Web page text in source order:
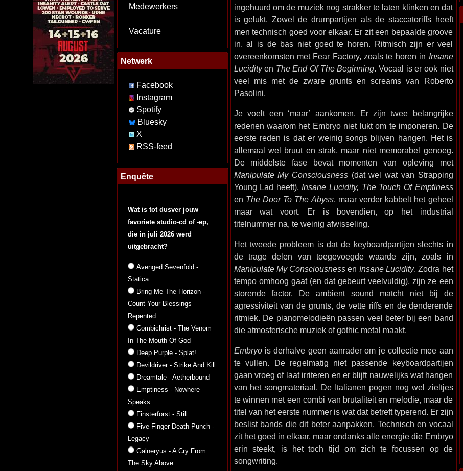
Medewerkers
Vacature
Netwerk
Facebook
Instagram
Spotify
Bluesky
X
RSS-feed
Enquête
Wat is tot dusver jouw
favoriete studio-cd of -ep,
die in juli 2026 werd
uitgebracht?
Avenged Sevenfold -
Statica
Bring Me The Horizon -
Count Your Blessings
Repented
Combichrist - The Venom
In The Mouth Of God
Deep Purple - Splat!
Devildriver - Strike And Kill
Dreamtale - Aetherbound
Emptiness - Nowhere
Speaks
Finsterforst - Still
Five Finger Death Punch -
Legacy
Galneryus - A Cry From
The Sky Above
ingehuurd om de muziek nog strakker te laten klinken en dat
is gelukt. Zowel de drumpartijen als de staccatoriffs heeft
men technisch goed voor elkaar. Er zit een bepaalde groove
in, al is de bas niet goed te horen. Ritmisch zijn er veel
overeenkomsten met Fear Factory, zoals te horen in Insane
Lucidityen The End Of The Beginning. Vocaal is er ook niet
veel mis met de zware grunts en screams van Roberto
Pasolini.
Je voelt een ‘maar’ aankomen. Er zijn twee belangrijke
redenen waarom het Embryo niet lukt om te imponeren. De
eerste reden is dat er weinig songs blijven hangen. Het is
allemaal wel bruut en strak, maar niet memorabel genoeg.
De middelste fase bevat momenten van opleving met
Manipulate My Consciousness(dat wel wat van Strapping
Young Lad heeft), Insane Lucidity, The Touch Of Emptiness
en The Door To The Abyss, maar verder kabbelt het geheel
maar wat voort. Er is bovendien, op het industrial
titelnummer na, te weinig afwisseling.
Het tweede probleem is dat de keyboardpartijen slechts in
de trage delen van toegevoegde waarde zijn, zoals in
Manipulate My Consciousness en Insane Lucidity. Zodra het
tempo omhoog gaat (en dat gebeurt veelvuldig), zijn ze een
storende factor. De ambient sound matcht niet bij de
agressiviteit van de grunts, de vette riffs en de denderende
ritmiek. De pianomelodieën passen veel beter bij een band
die atmosferische muziek of gothic metal maakt.
Embryois derhalve geen aanrader om je collectie mee aan
te vullen. De regelmatig niet passende keyboardpartijen
gaan vroeg of laat irriteren en er blijft nauwelijks wat hangen
van het songmateriaal. De Italianen pogen nog wel zieltjes
te winnen met een combi van brutaliteit en melodie, maar de
titel van het eerste nummer is wat dat betreft typerend. Er zijn
beslist bands die dit beter aanpakken. Technisch en vocaal
zit het goed in elkaar, maar ondanks alle energie die Embryo
erin steekt, is het toch tijd om zich te focussen op de
songwriting.